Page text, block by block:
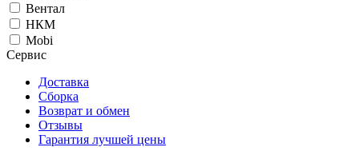
Вентал
НКМ
Mobi
Сервис
Доставка
Сборка
Возврат и обмен
Отзывы
Гарантия лучшей цены